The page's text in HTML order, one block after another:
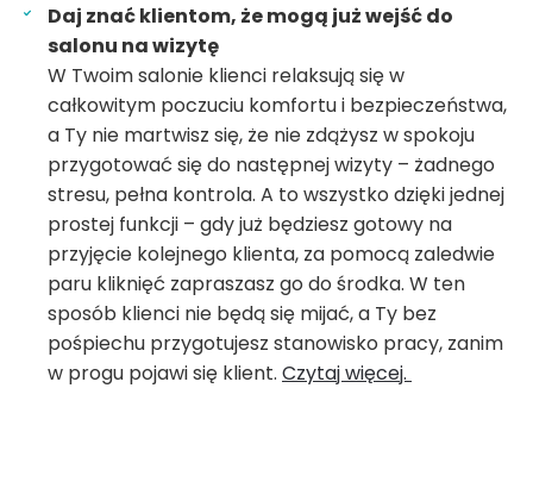
Daj znać klientom, że mogą już wejść do
salonu na wizytę
W Twoim salonie klienci relaksują się w
całkowitym poczuciu komfortu i bezpieczeństwa,
a Ty nie martwisz się, że nie zdążysz w spokoju
przygotować się do następnej wizyty – żadnego
stresu, pełna kontrola. A to wszystko dzięki jednej
prostej funkcji – gdy już będziesz gotowy na
przyjęcie kolejnego klienta, za pomocą zaledwie
paru kliknięć zapraszasz go do środka. W ten
sposób klienci nie będą się mijać, a Ty bez
pośpiechu przygotujesz stanowisko pracy, zanim
w progu pojawi się klient. Czytaj więcej.